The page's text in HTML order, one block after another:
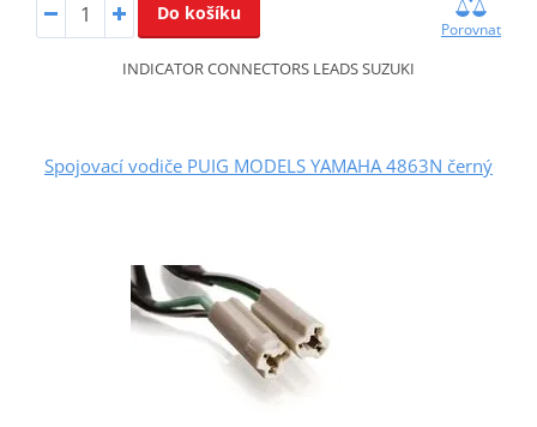
Do košíku
Porovnat
INDICATOR CONNECTORS LEADS SUZUKI
Spojovací vodiče PUIG MODELS YAMAHA 4863N černý